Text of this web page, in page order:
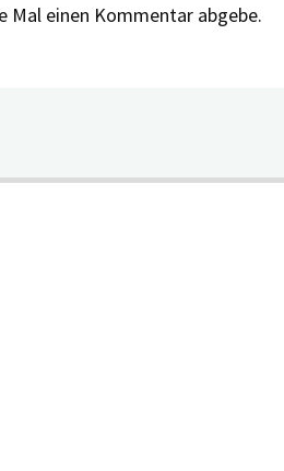
Mal einen Kommentar abgebe.